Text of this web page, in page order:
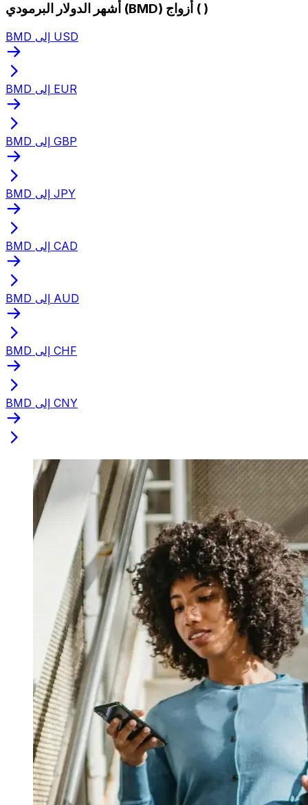
أشهر الدولار البرمودي (BMD) أزواج ( )
BMD إلى USD
BMD إلى EUR
BMD إلى GBP
BMD إلى JPY
BMD إلى CAD
BMD إلى AUD
BMD إلى CHF
BMD إلى CNY